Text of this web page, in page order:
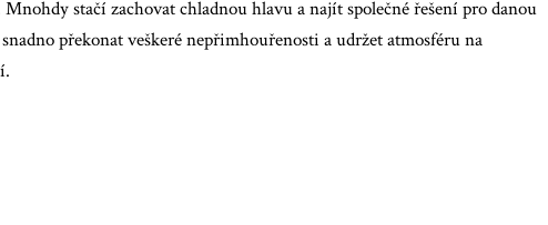
stačí zachovat chladnou hlavu a najít společné řešení pro danou
překonat veškeré nepřimhouřenosti a udržet atmosféru na